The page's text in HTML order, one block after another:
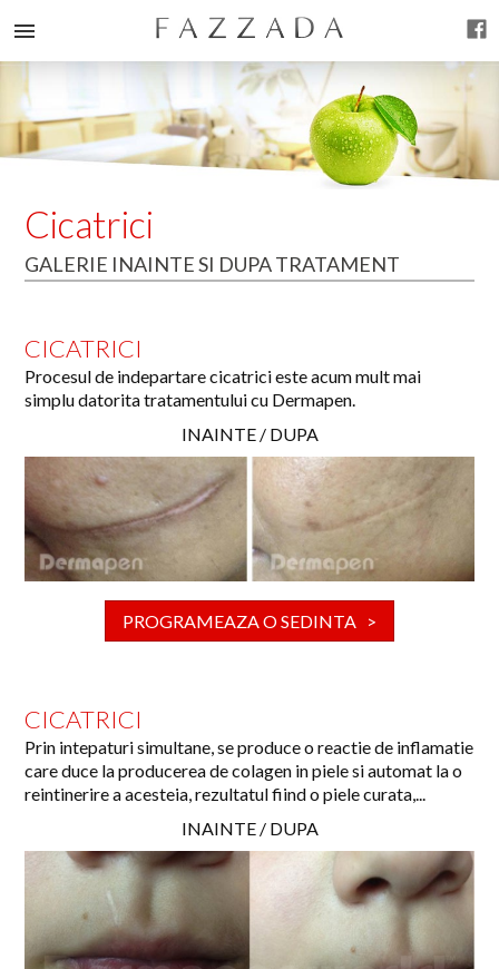
Cicatrici
GALERIE INAINTE SI DUPA TRATAMENT
CICATRICI
Procesul de indepartare cicatrici este acum mult mai
simplu datorita tratamentului cu Dermapen.
INAINTE / DUPA
PROGRAMEAZA O SEDINTA >
CICATRICI
Prin intepaturi simultane, se produce o reactie de inflamatie
care duce la producerea de colagen in piele si automat la o
reintinerire a acesteia, rezultatul fiind o piele curata,...
INAINTE / DUPA